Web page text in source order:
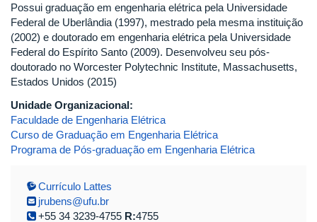
Possui graduação em engenharia elétrica pela Universidade
Federal de Uberlândia (1997), mestrado pela mesma instituição
(2002) e doutorado em engenharia elétrica pela Universidade
Federal do Espírito Santo (2009). Desenvolveu seu pós-
doutorado no Worcester Polytechnic Institute, Massachusetts,
Estados Unidos (2015)
Unidade Organizacional:
Faculdade de Engenharia Elétrica
Curso de Graduação em Engenharia Elétrica
Programa de Pós-graduação em Engenharia Elétrica
Currículo Lattes
jrubens@ufu.br
+55 34 3239-4755 R:4755